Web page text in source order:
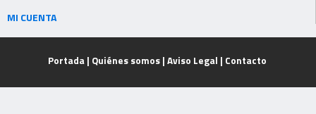
MI CUENTA
Portada | Quiénes somos| Aviso Legal | Contacto